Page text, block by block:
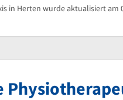
in Herten wurde aktualisiert am